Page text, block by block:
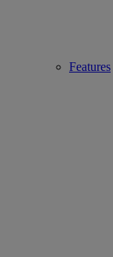
Features